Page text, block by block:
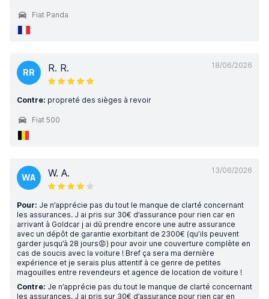
Fiat Panda
18/06/2026
RR R. R.
Contre: propreté des sièges à revoir
Fiat 500
13/06/2026
WA W. A.
Pour: Je n’apprécie pas du tout le manque de clarté concernant
les assurances. J ai pris sur 30€ d’assurance pour rien car en
arrivant à Goldcar j ai dû prendre encore une autre assurance
avec un dépôt de garantie exorbitant de 2300€ (qu’ils peuvent
garder jusqu’à 28 jours😡) pour avoir une couverture complète en
cas de soucis avec la voiture ! Bref ça sera ma dernière
expérience et je serais plus attentif à ce genre de petites
magouilles entre revendeurs et agence de location de voiture !
Contre: Je n’apprécie pas du tout le manque de clarté concernant
les assurances. J ai pris sur 30€ d’assurance pour rien car en